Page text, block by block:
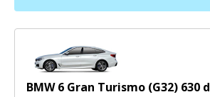
BMW 6 Gran Turismo (G32) 630 d